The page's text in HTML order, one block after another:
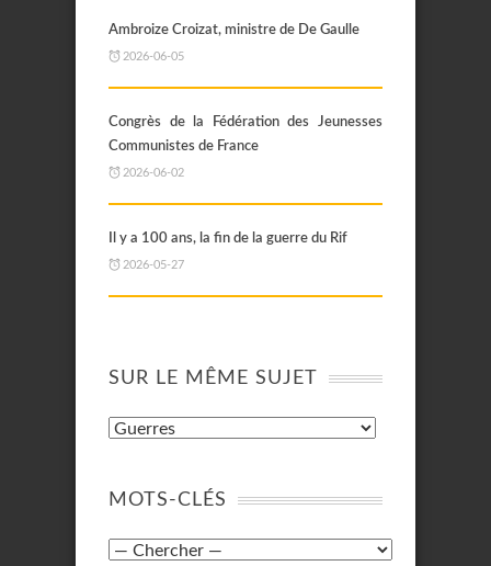
Ambroize Croizat, ministre de De Gaulle
2026-06-05
Congrès de la Fédération des Jeunesses
Communistes de France
2026-06-02
Il y a 100 ans, la fin de la guerre du Rif
2026-05-27
SUR LE MÊME SUJET
MOTS-CLÉS